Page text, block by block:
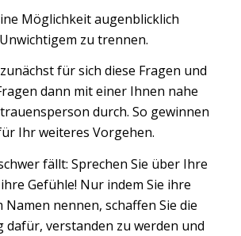
Möglichkeit augenblicklich
zu trennen.
für sich diese Fragen und
dann mit einer Ihnen nahe
durch. So gewinnen
Ihr weiteres Vorgehen.
fällt: Sprechen Sie über Ihre
Gefühle! Nur indem Sie ihre
Namen nennen, schaffen Sie die
dafür, verstanden zu werden und